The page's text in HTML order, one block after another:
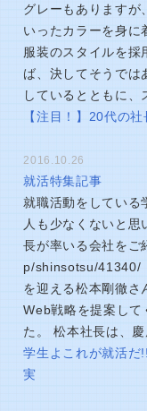
グレーもありますが
いったカラーを身に
服装のスタイルを採
ば、決してそうでは
しているとともに
【注目！】20代の
2016.10.26
就活特集記事
就職活動をしている
人も少なくないと思
長が率いる会社を
p/shinsotsu/41340/
を迎える松本剛徹さ
Web戦略を提案して
た。 松本社長は、
学生よこれが就活だ
実